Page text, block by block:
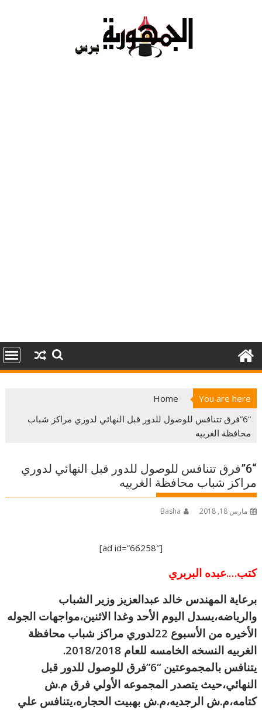
You are here
Home
“6”فرق تتنافس للوصول للدور قبل النهائي لدوري مراكز شباب
محافظة الغربيه
“6”فرق تتنافس للوصول للدور قبل النهائي لدوري
مراكز شباب محافظة الغربيه
مارس 18, 2018 Basha
[ad id=”66258″]
كتب….عبده البربري
برعاية المهندس خالد عبدالعزيز وزير الشباب
والرياضه،يسدل اليوم الأحد وغدا الاثنين،مواجهات الجوله
الأخيره من الأسبوع 22لدوري مراكز شباب محافظة
الغربيه النسخه الخامسه للعام 2018/2018.
يتنافس بالمجموعتين “6”فرق للوصول للدور قبل
النهائي،حيث يتصدر المجموعه الأولي فرق م.ش
كتامه،م.ش الرجديه،م.ش بهبيت الحجاره،يتنافس علي